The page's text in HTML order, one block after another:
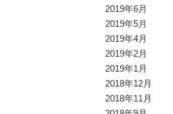
2019年6月
2019年5月
2019年4月
2019年2月
2019年1月
2018年12月
2018年11月